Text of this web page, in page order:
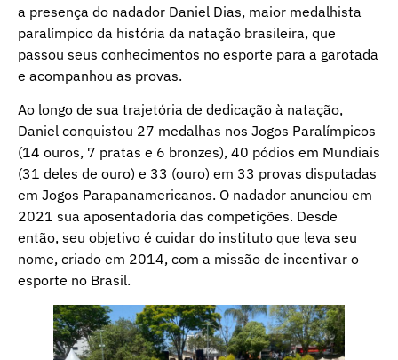
a presença do nadador Daniel Dias, maior medalhista
paralímpico da história da natação brasileira, que
passou seus conhecimentos no esporte para a garotada
e acompanhou as provas.
Ao longo de sua trajetória de dedicação à natação,
Daniel conquistou 27 medalhas nos Jogos Paralímpicos
(14 ouros, 7 pratas e 6 bronzes), 40 pódios em Mundiais
(31 deles de ouro) e 33 (ouro) em 33 provas disputadas
em Jogos Parapanamericanos. O nadador anunciou em
2021 sua aposentadoria das competições. Desde
então, seu objetivo é cuidar do instituto que leva seu
nome, criado em 2014, com a missão de incentivar o
esporte no Brasil.